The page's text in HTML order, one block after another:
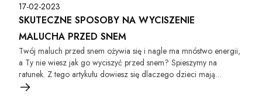
17-02-2023
SKUTECZNE SPOSOBY NA WYCISZENIE
MALUCHA PRZED SNEM
Twój maluch przed snem ożywia się i nagle ma mnóstwo energii,
a Ty nie wiesz jak go wyciszyć przed snem? Spieszymy na
ratunek. Z tego artykułu dowiesz się dlaczego dzieci mają
problem z zasypianiem oraz poznasz sprawdzone sposoby na